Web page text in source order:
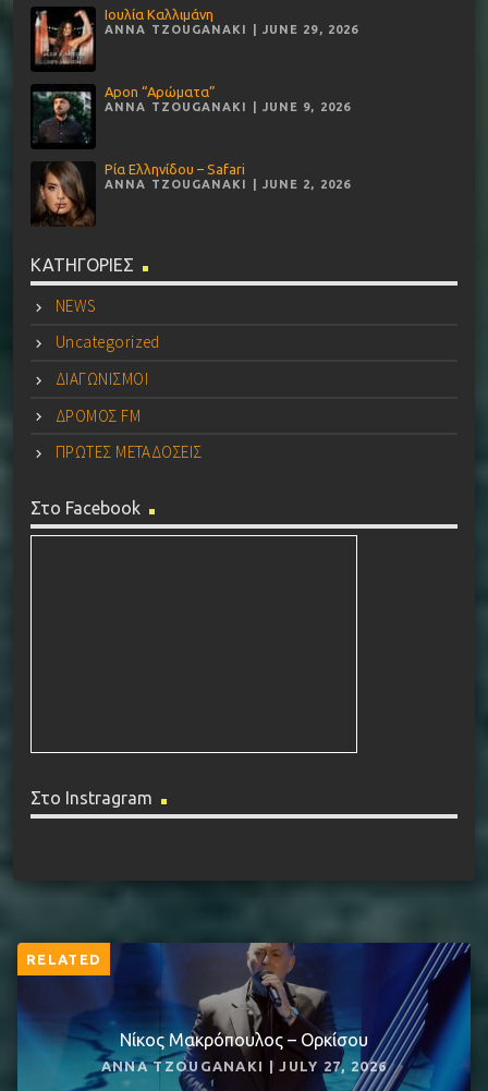
Ιουλία Καλλιμάνη
ANNA TZOUGANAKI | JUNE 29, 2026
Apon “Αρώματα”
ANNA TZOUGANAKI | JUNE 9, 2026
Ρία Ελληνίδου – Safari
ANNA TZOUGANAKI | JUNE 2, 2026
ΚΑΤΗΓΟΡΙΕΣ
NEWS
Uncategorized
ΔΙΑΓΩΝΙΣΜΟΙ
ΔΡΟΜΟΣ FM
ΠΡΩΤΕΣ ΜΕΤΑΔΟΣΕΙΣ
Στο Facebook
Στο Instragram
RELATED
Νίκος Μακρόπουλος – Ορκίσου
ANNA TZOUGANAKI | JULY 27, 2026